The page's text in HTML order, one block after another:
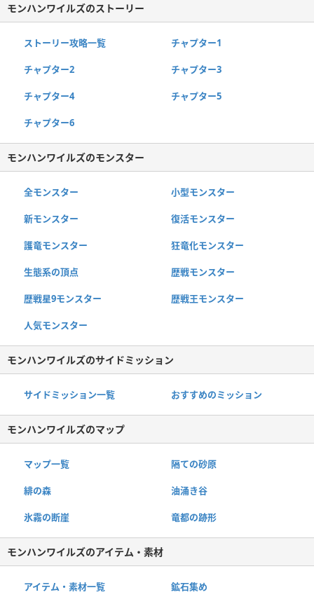
モンハンワイルズのストーリー
ストーリー攻略一覧 チャプター1
チャプター2 チャプター3
チャプター4 チャプター5
チャプター6
モンハンワイルズのモンスター
全モンスター 小型モンスター
新モンスター 復活モンスター
護竜モンスター 狂竜化モンスター
生態系の頂点 歴戦モンスター
歴戦星9モンスター 歴戦王モンスター
人気モンスター
モンハンワイルズのサイドミッション
サイドミッション一覧 おすすめのミッション
モンハンワイルズのマップ
マップ一覧 隔ての砂原
緋の森 油涌き谷
氷霧の断崖 竜都の跡形
モンハンワイルズのアイテム・素材
アイテム・素材一覧 鉱石集め